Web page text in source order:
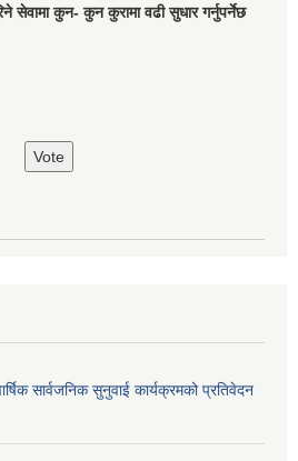
सेवामा कुन- कुन कुरामा वढी सुधार गर्नुपर्नेछ
सार्वजनिक सुनुवाई कार्यक्रमको प्रतिवेदन